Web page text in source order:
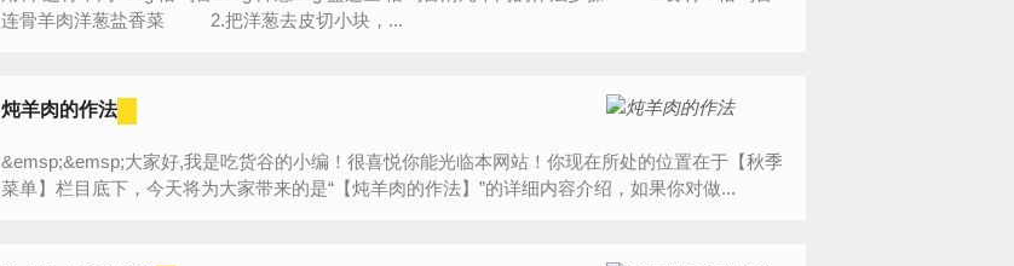
连骨羊肉洋葱盐香菜 2.把洋葱去皮切小块，...
炖羊肉的作法
&emsp;&emsp;大家好,我是吃货谷的小编！很喜悦你能光临本网站！你现在所处的位置在于【秋季
菜单】栏目底下，今天将为大家带来的是“【炖羊肉的作法】”的详细内容介绍，如果你对做...